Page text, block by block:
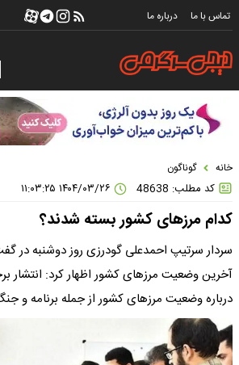
تماس با ما درباره ما
خانه گوناگون
کد مطلب: 48638
کدام مرزهای کشور بسته شدند؟
سردار سرتیپ احمدعلی گودرزی روز دوشنبه در
آخرین وضعیت مرزهای کشور اظهار کرد: انتشار
درباره وضعیت مرزهای کشور از جمله برنامه و